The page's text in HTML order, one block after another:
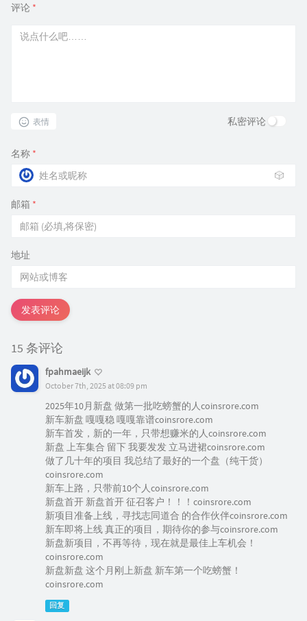
评论 *
表情 私密评论
名称 *
🎲
邮箱 *
地址
发表评论
15 条评论
fpahmaeijk
October 7th, 2025 at 08:09 pm
2025年10月新盘 做第一批吃螃蟹的人coinsrore.com
新车新盘 嘎嘎稳 嘎嘎靠谱coinsrore.com
新车首发，新的一年，只带想赚米的人coinsrore.com
新盘 上车集合 留下 我要发发 立马进裙coinsrore.com
做了几十年的项目 我总结了最好的一个盘（纯干货）
coinsrore.com
新车上路，只带前10个人coinsrore.com
新盘首开 新盘首开 征召客户！！！coinsrore.com
新项目准备上线，寻找志同道合 的合作伙伴coinsrore.com
新车即将上线 真正的项目，期待你的参与coinsrore.com
新盘新项目，不再等待，现在就是最佳上车机会！
coinsrore.com
新盘新盘 这个月刚上新盘 新车第一个吃螃蟹！
coinsrore.com
回复